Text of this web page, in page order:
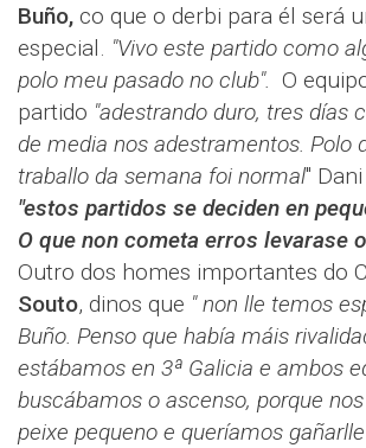
Buño, co que o derbi para él será
especial. "Vivo este partido como
polo meu pasado no club". O
partido "adestrando duro, tres días
de media nos adestramentos. Polo
traballo da semana foi normal"
"estos partidos se deciden en
O que non cometa erros levarase
Outro dos homes importantes do
Souto, dinos que " non lle temos
Buño. Penso que había máis
estábamos en 3ª Galicia e ambos
buscábamos o ascenso, porque
peixe pequeno e queríamos